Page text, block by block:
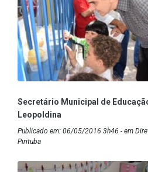
Secretário Municipal de
Leopoldina
Publicado em: 06/05/2016 3h46 - em
Pirituba